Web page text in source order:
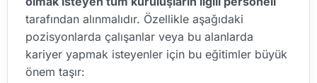
tarafından alınmalıdır. Özellikle aşağıdaki
pozisyonlarda çalışanlar veya bu alanlarda
kariyer yapmak isteyenler için bu eğitimler büyük
önem taşır: